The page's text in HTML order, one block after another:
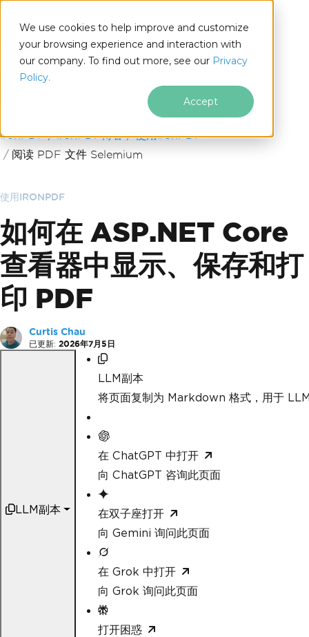
We use cookies to help improve and customize
your browsing experience and interaction with
our company. To find out more, see our Privacy
Policy.
Accept
.NET
跳至页脚内容
IronPDF IronPDF博客
使用IronPDF
阅读 PDF 文件 Selemium
使用IRONPDF
如何在 ASP.NET Core
查看器中显示、保存和打
印 PDF
Curtis Chau
已更新: 2026年7月5日
LLM副本
LLM副本
将页面复制为 Markdown 格式，用于
在 ChatGPT 中打开
向 ChatGPT 咨询此页面
在双子座打开
向 Gemini 询问此页面
在 Grok 中打开
向 Grok 询问此页面
打开困惑